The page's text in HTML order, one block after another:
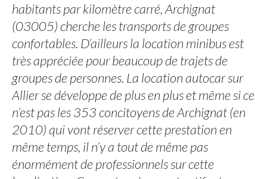
habitants par kilomètre carré, Archignat
(03005) cherche les transports de groupes
confortables. D’ailleurs la location minibus est
très appréciée pour beaucoup de trajets de
groupes de personnes. La location autocar sur
Allier se développe de plus en plus et même si ce
n’est pas les 353 concitoyens de Archignat (en
2010) qui vont réserver cette prestation en
même temps, il n’y a tout de même pas
énormément de professionnels sur cette